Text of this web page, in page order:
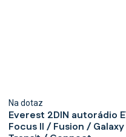
Everest 2DIN autorádio
Focus II / Fusion /
Na dotaz